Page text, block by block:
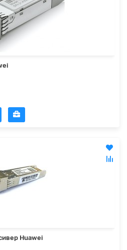
Huawei